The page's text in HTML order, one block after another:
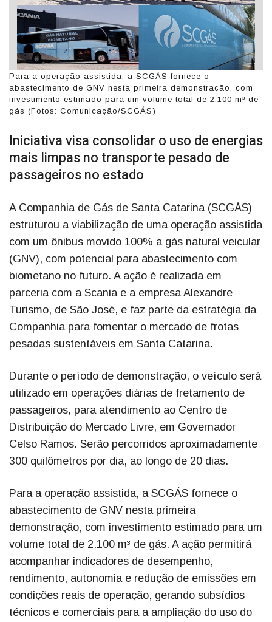
Para a operação assistida, a SCGÁS fornece o
abastecimento de GNV nesta primeira demonstração, com
investimento estimado para um volume total de 2.100 m³ de
gás (Fotos: Comunicação/SCGÁS)
Iniciativa visa consolidar o uso de energias
mais limpas no transporte pesado de
passageiros no estado
A Companhia de Gás de Santa Catarina (SCGÁS)
estruturou a viabilização de uma operação assistida
com um ônibus movido 100% a gás natural veicular
(GNV), com potencial para abastecimento com
biometano no futuro. A ação é realizada em
parceria com a Scania e a empresa Alexandre
Turismo, de São José, e faz parte da estratégia da
Companhia para fomentar o mercado de frotas
pesadas sustentáveis em Santa Catarina.
Durante o período de demonstração, o veículo será
utilizado em operações diárias de fretamento de
passageiros, para atendimento ao Centro de
Distribuição do Mercado Livre, em Governador
Celso Ramos. Serão percorridos aproximadamente
300 quilômetros por dia, ao longo de 20 dias.
Para a operação assistida, a SCGÁS fornece o
abastecimento de GNV nesta primeira
demonstração, com investimento estimado para um
volume total de 2.100 m³ de gás. A ação permitirá
acompanhar indicadores de desempenho,
rendimento, autonomia e redução de emissões em
condições reais de operação, gerando subsídios
técnicos e comerciais para a ampliação do uso do